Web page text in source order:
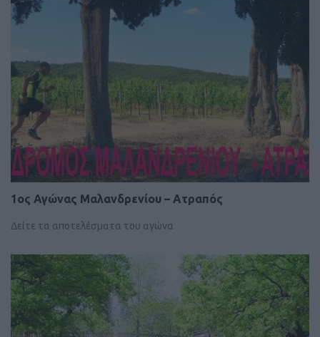
1ος Αγώνας Μαλανδρενίου – Ατραπός
Δείτε τα αποτελέσματα του αγώνα